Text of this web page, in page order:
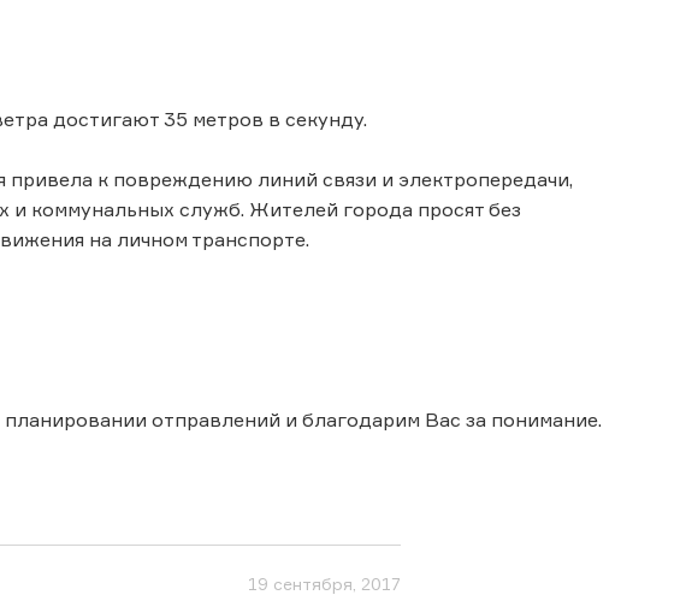
достигают 35 метров в секунду.
к повреждению линий связи и электропередачи,
коммунальных служб. Жителей города просят без
на личном транспорте.
отправлений и благодарим Вас за понимание.
19 сентября, 2017